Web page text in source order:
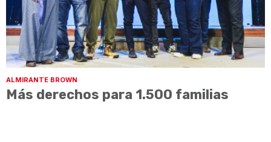
ALMIRANTE BROWN
Más derechos para 1.500 familias